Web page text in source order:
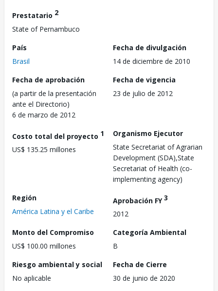
Prestatario 2
State of Pernambuco
País
Brasil
Fecha de divulgación
14 de diciembre de 2010
Fecha de aprobación
(a partir de la presentación
ante el Directorio)
6 de marzo de 2012
Fecha de vigencia
23 de julio de 2012
Costo total del proyecto 1
US$ 135.25 millones
Organismo Ejecutor
State Secretariat of Agrarian
Development (SDA),State
Secretariat of Health (co-
implementing agency)
Región
América Latina y el Caribe
Aprobación FY3
2012
Monto del Compromiso
US$ 100.00 millones
Categoría Ambiental
B
Riesgo ambiental y social
No aplicable
Fecha de Cierre
30 de junio de 2020